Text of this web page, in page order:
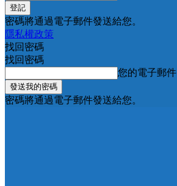
密碼將通過電子郵件發送給您。
隱私權政策
找回密碼
找回密碼
您的電子郵件
密碼將通過電子郵件發送給您。